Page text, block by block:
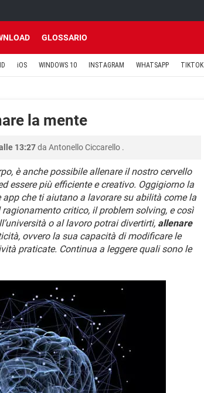
GLOSSARIO
iOS WINDOWS 10 INSTAGRAM WHATSAPP TIKTOK
la mente
13:27da Antonello Ciccarello .
è anche possibile allenare il nostro cervello
essere più efficiente e creativo. Oggigiorno la
che ti aiutano a lavorare su abilità come la
critico, il problem solving, e così
o al lavoro potrai divertirti, allenare
ovvero la sua capacità di modificare le
praticate. Continua a leggere quali sono le